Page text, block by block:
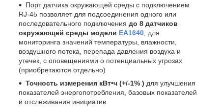
Порт датчика окружающей среды с подключением
RJ-45 позволяет для подсоединения одного или
последовательного подключения до 8 датчиков
окружающей среды модели EA1640 , для
мониторинга значений температуры, влажности,
воздушного потока, перепада давления воздуха и
утечек, с оповещениями о потенциальных угрозах
(приобретаются отдельно)
Точность измерения кВт•ч (+/-1% ) для улучшения
показателей энергопотребления, базовых показателей
и отслеживания инициатив